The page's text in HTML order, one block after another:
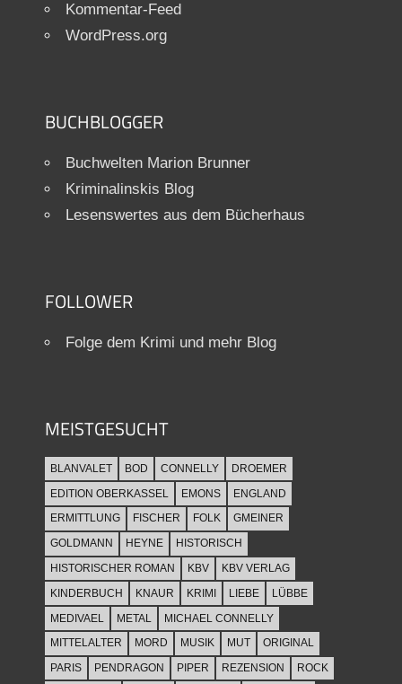
Kommentar-Feed
WordPress.org
BUCHBLOGGER
Buchwelten Marion Brunner
Kriminalinskis Blog
Lesenswertes aus dem Bücherhaus
FOLLOWER
Folge dem Krimi und mehr Blog
MEISTGESUCHT
BLANVALET BOD CONNELLY
DROEMER
EDITION OBERKASSEL
EMONS
ENGLAND
ERMITTLUNG
FISCHER FOLK
GMEINER
GOLDMANN
HEYNE
HISTORISCH
HISTORISCHER ROMAN
KBV
KBV VERLAG
KINDERBUCH
KNAUR KRIMI LIEBE
LÜBBE
MEDIVAEL
METAL
MICHAEL CONNELLY
MITTELALTER
MORD MUSIK MUT
ORIGINAL
PARIS
PENDRAGON PIPER REZENSION ROCK